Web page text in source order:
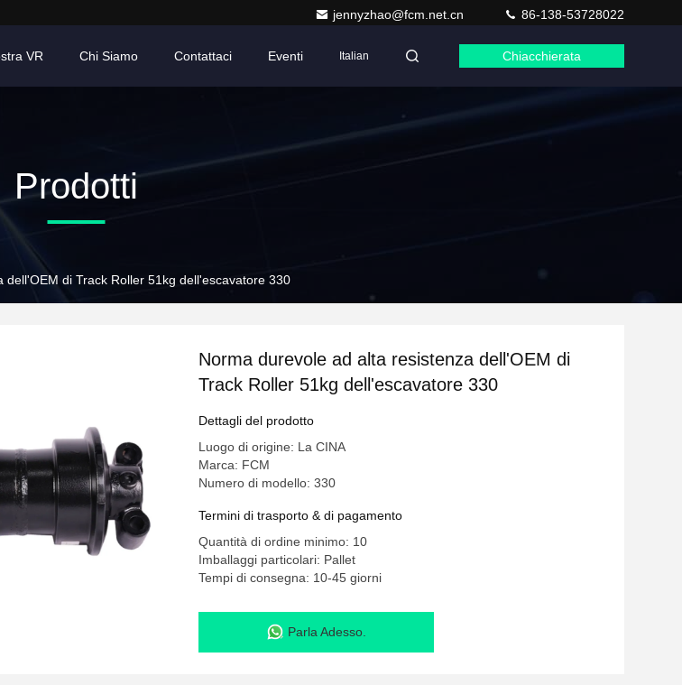
jennyzhao@fcm.net.cn 86-138-53728022
VR Chi Siamo Contattaci Eventi Italian Chiacchierata
Prodotti
dell'OEM di Track Roller 51kg dell'escavatore 330
Norma durevole ad alta resistenza dell'OEM di
Track Roller 51kg dell'escavatore 330
Dettagli del prodotto
Luogo di origine: La CINA
Marca: FCM
Numero di modello: 330
Termini di trasporto & di pagamento
Quantità di ordine minimo: 10
Imballaggi particolari: Pallet
Tempi di consegna: 10-45 giorni
Parla Adesso.